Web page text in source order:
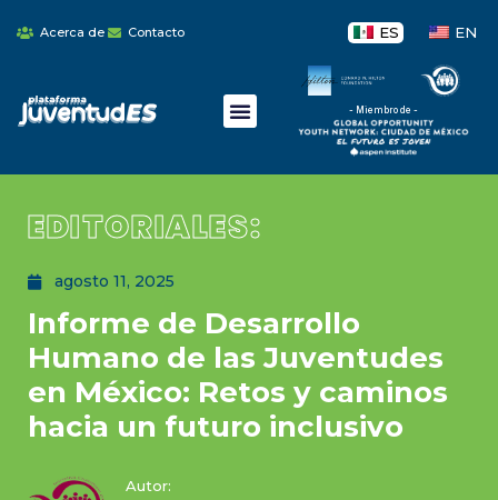
Acerca de Contacto ES EN
- Miembro de -
EDITORIALES:
agosto 11, 2025
Informe de Desarrollo
Humano de las Juventudes
en México: Retos y caminos
hacia un futuro inclusivo
Autor: